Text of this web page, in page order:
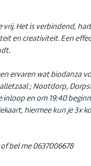
vrij. Het is verbindend,
en creativiteit. Een
ervaren wat biodanza
; Nootdorp,
inloop en om 19:40
hiermee kun je 3x
bel me 0637006678